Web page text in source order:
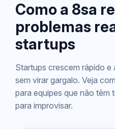
Como a 8sa
problemas
startups
Startups crescem rápido
sem virar gargalo. Veja
para equipes que não têm
para improvisar.